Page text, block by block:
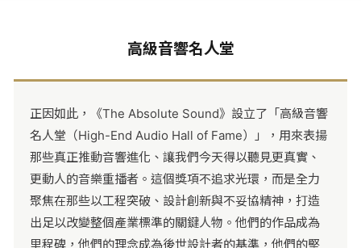
Andrew Payor
在高級音響產業中，有些名字不只是品牌創辦人，他們是定義
是把聲音從技術推向藝術的靈魂人物。
高級音響名人堂
正因如此，《The Absolute Sound》設立了「高級音響
名人堂（High-End Audio Hall of Fame）」，用來表揚
那些真正推動音響進化、讓我們今天得以聽見更真實、
更動人的音樂重播者。這個獎項不追求光環，而是全力
聚焦在那些以工程突破、設計創新與不妥協精神，打造
出足以改變整個產業標準的關鍵人物。他們的作品成為
里程碑，他們的理念成為後世設計者的基準，他們的堅